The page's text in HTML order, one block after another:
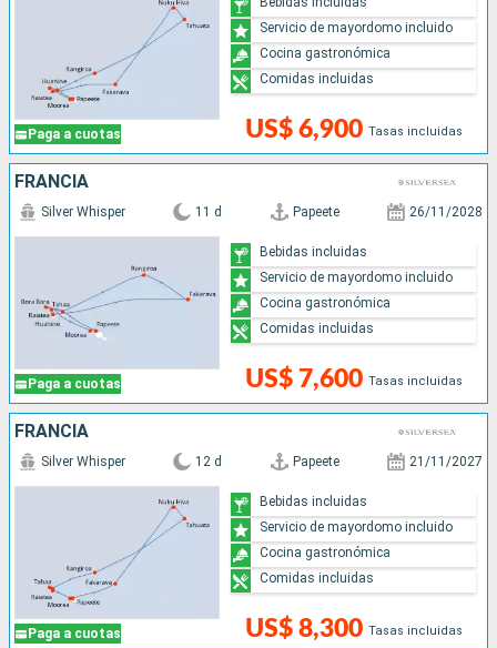
Paga a cuotas US$ 6,900 Tasas incluidas
Servicio de mayordomo incluido
Cocina gastronómica
Comidas incluidas
FRANCIA
Paga a cuotas
Silver Whisper 11 d Papeete 26/11/2028
US$ 7,600 Tasas incluidas
Bebidas incluidas
Servicio de mayordomo incluido
Cocina gastronómica
Comidas incluidas
FRANCIA
Paga a cuotas
Silver Whisper 12 d Papeete 21/11/2027
US$ 8,300 Tasas incluidas
Bebidas incluidas
Servicio de mayordomo incluido
Cocina gastronómica
Comidas incluidas